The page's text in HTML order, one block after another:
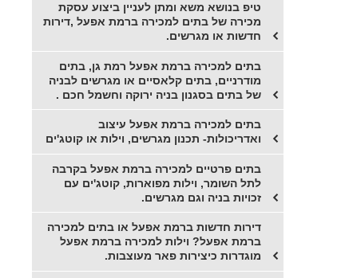
טיפ בנושא משא ומתן לעניין ביצוע עסקת
מכירה של בתים למכירה ברמת אפעל ,דירות
חדשות או מגרשים.
בתים למכירה ברמת אפעל רמת גן, בתים
מודרניים, בתים קלאסיים או מגרשים לבניה
של בתים בסגנון בניה ירוקה וחשמל חכם .
בתים למכירה ברמת אפעל עיצוב
ואדריכולות- תכנון מגרשים, וילות או קוטג'ים
בתים פרטיים למכירה ברמת אפעל בקרבה
לתל השומר, וילות מפוארות, קוטג'ים עם
זכויות בניה וגם מגרשים.
דירות חדשות ברמת אפעל או בתים למכירה
ברמת אפעל? וילות למכירה ברמת אפעל
מוגדרות כיצירות פאר מעוצבות.